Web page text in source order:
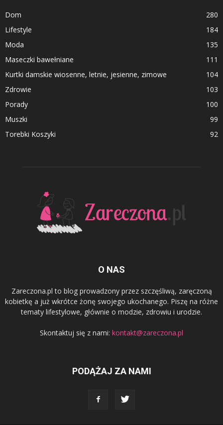
Dom
280
Lifestyle
184
Moda
135
Maseczki bawełniane
111
Kurtki damskie wiosenne, letnie, jesienne, zimowe
104
Zdrowie
103
Porady
100
Muszki
99
Torebki Koszyki
92
O NAS
Zareczona.pl to blog prowadzony przez szczęśliwą, zaręczoną
kobietkę a już wkrótce żonę swojego ukochanego. Piszę na różne
tematy lifestylowe, głównie o modzie, zdrowiu i urodzie.
Skontaktuj się z nami: kontakt@zareczona.pl
PODĄŻAJ ZA NAMI